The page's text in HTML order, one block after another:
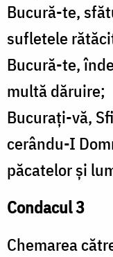
Bucură-te,
sufletele
Bucură-te,
multă dăruire;
Bucurați-vă,
cerându-I
păcatelor și
Condacul 3
Chemarea